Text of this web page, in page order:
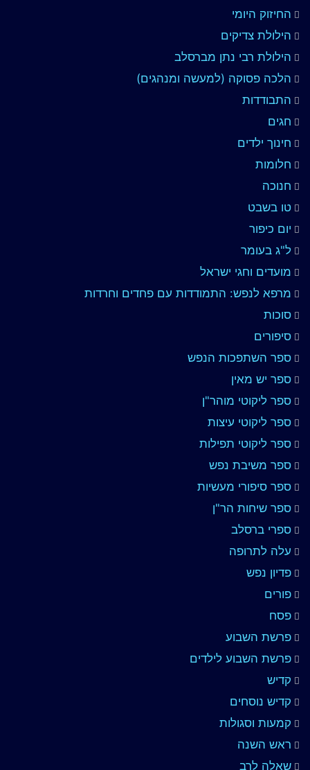
החיזוק היומי
הילולת צדיקים
הילולת רבי נתן מברסלב
הלכה פסוקה (למעשה ומנהגים)
התבודדות
חגים
חינוך ילדים
חלומות
חנוכה
טו בשבט
יום כיפור
ל"ג בעומר
מועדים וחגי ישראל
מרפא לנפש: התמודדות עם פחדים וחרדות
סוכות
סיפורים
ספר השתפכות הנפש
ספר יש מאין
ספר ליקוטי מוהר"ן
ספר ליקוטי עיצות
ספר ליקוטי תפילות
ספר משיבת נפש
ספר סיפורי מעשיות
ספר שיחות הר"ן
ספרי ברסלב
עלה לתרופה
פדיון נפש
פורים
פסח
פרשת השבוע
פרשת השבוע לילדים
קדיש
קדיש נוסחים
קמעות וסגולות
ראש השנה
שאלה לרב